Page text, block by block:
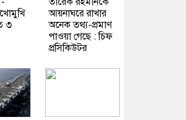
৩
আয়নাঘরে রাখার
অনেক তথ্য-প্রমাণ
পাওয়া গেছে : চিফ
প্রসিকিউটর